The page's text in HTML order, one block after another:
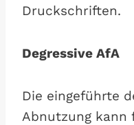
Druckschriften.
Degressive AfA
Die eingeführte
Abnutzung kann